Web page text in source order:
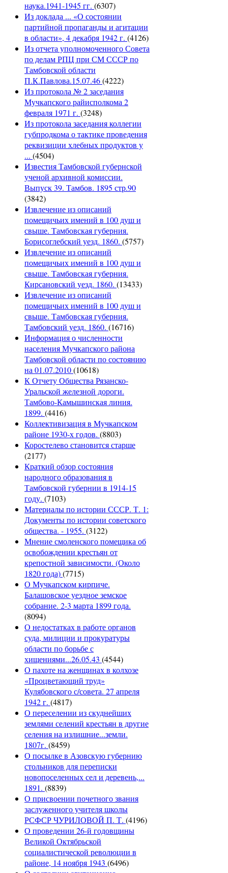
наука.1941-1945 гг. (6307)
Из доклада ... «О состоянии
партийной пропаганды и агитации
в области», 4 декабря 1942 г. (4126)
Из отчета уполномоченного Совета
по делам РПЦ при СМ СССР по
Тамбовской области
П.К.Павлова.15.07.46(4222)
Из протокола № 2 заседания
Мучкапского райисполкома 2
февраля 1971 г. (3248)
Из протокола заседания коллегии
губпродкома о тактике проведения
реквизиции хлебных продуктов у
... (4504)
Известия Тамбовской губернской
ученой архивной комиссии.
Выпуск 39. Тамбов. 1895 стр.90
(3842)
Извлечение из описаний
помещичьих имений в 100 душ и
свыше. Тамбовская губерния.
Борисоглебский уезд. 1860. (5757)
Извлечение из описаний
помещичьих имений в 100 душ и
свыше. Тамбовская губерния.
Кирсановский уезд. 1860. (13433)
Извлечение из описаний
помещичьих имений в 100 душ и
свыше. Тамбовская губерния.
Тамбовский уезд. 1860. (16716)
Информация о численности
населения Мучкапского района
Тамбовской области по состоянию
на 01.07.2010(10618)
К Отчету Общества Рязанско-
Уральской железной дороги.
Тамбово-Камышинская линия.
1899. (4416)
Коллективизация в Мучкапском
районе 1930-х годов. (8803)
Коростелево становится старше
(2177)
Краткий обзор состояния
народного образования в
Тамбовской губернии в 1914-15
году. (7103)
Материалы по истории СССР. Т. 1:
Документы по истории советского
общества. - 1955. (3122)
Мнение смоленского помещика об
освобождении крестьян от
крепостной зависимости. (Около
1820 года)(7715)
О Мучкапском кирпиче.
Балашовское уездное земское
собрание. 2-3 марта 1899 года.
(8094)
О недостатках в работе органов
суда, милиции и прокуратуры
области по борьбе с
хищениями...26.05.43 (4544)
О пахоте на женщинах в колхозе
«Процветающий труд»
Кулябовского с/совета. 27 апреля
1942 г. (4817)
О переселении из скуднейших
землями селений крестьян в другие
селения на излишние...земли.
1807г. (8459)
О посылке в Азовскую губернию
стольников для переписки
новопоселенных сел и деревень,...
1891. (8839)
О присвоении почетного звания
заслуженного учителя школы
РСФСР ЧУРИЛОВОЙ П. Т. (4196)
О проведении 26-й годовщины
Великой Октябрьской
социалистической революции в
районе, 14 ноября 1943 (6496)